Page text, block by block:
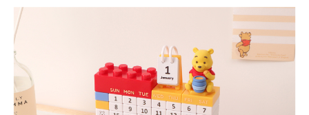
【注意事項】
1.本服務係由「台灣大哥大股份有限公司」（以下簡稱本公司）所提供，讓
用戶於交易時，得透過本服務購買商品或服務，並由商店將買賣／分期付款
買賣價金債權讓與本公司後，依約使用本公司帳單繳交帳款。
2.基於同意付款使用「大哥付你分期」之契約關係目的，商店將以您的個人
資料（包含姓名、電話或地址）提供予台灣大哥大進項蒐集、處理及利用，
由本公司與您本人進行分期帳單所需資料之確認、核對及更正。
3.完整用戶服務條款，請詳閱以下連結：https://oppay.tw/userRule
３．收到繳費通知簡訊後14天內，點擊此簡訊中的連結，可透過四大超商／
ATM／網路銀行／等多元方式進行付款，方視為交易完成。
※ 請注意：結帳手續完成當下不需立刻繳費，但若您需要取消訂單，請聯絡
購買商品的店家。未經商家同意取消之訂單仍視為有效，需透過AFTEE先享
後付繳納相關費用。
※ 交易是否成功請以「AFTEE先享後付 」之結帳頁面顯示為準，若有關於
是否繳費成功／繳費後需取消欲退款等相關疑問，請聯繫「AFTEE先享後付
客戶支援中心」
https://netprotections.freshdesk.com/support/home
宅配
每筆NT$100，滿NT$1,000(含以上)免運費
京站台北店客服中心(1F星巴克旁) 即日起不提供京站紙袋，取件時
請自備購物袋，若需購買紙袋可現場詢問
免運費